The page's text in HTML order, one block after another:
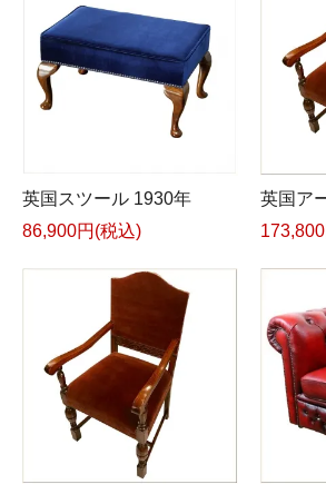
英国スツール 1930年
86,900円(税込)
英国ア